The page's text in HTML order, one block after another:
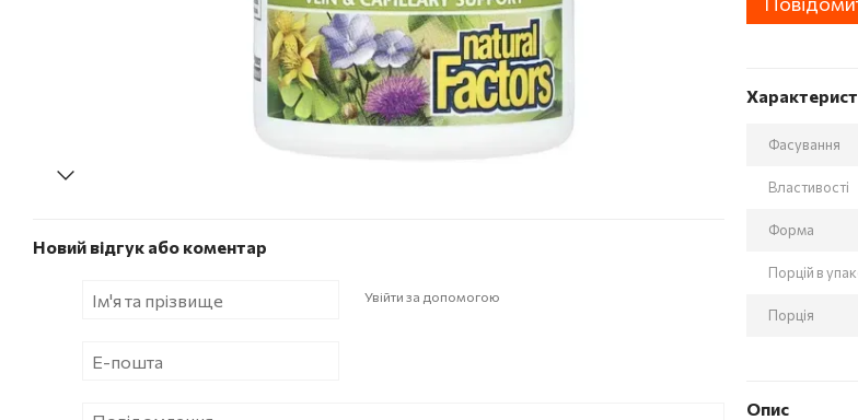
Новий відгук або коментар
Увійти за допомогою
Фасування
Властивості
Форма
Порцій в
Порція
Опис